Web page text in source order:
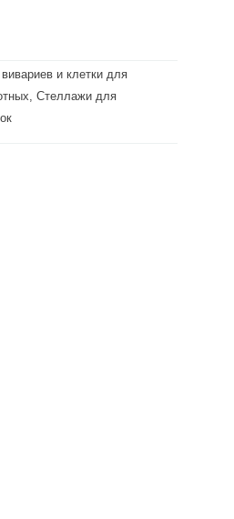
и клетки для
,Стеллажи для